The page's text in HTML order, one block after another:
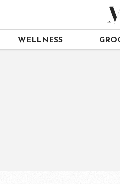
WELLNESS